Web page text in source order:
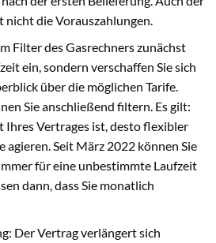
die Vorauszahlungen.
Filter des Gasrechners zunächst
ein, sondern verschaffen Sie sich
über die möglichen Tarife.
Sie anschließend filtern. Es gilt:
Ihres Vertrages ist, desto flexibler
agieren. Seit März 2022 können Sie
für eine unbestimmte Laufzeit
dann, dass Sie monatlich
Der Vertrag verlängert sich